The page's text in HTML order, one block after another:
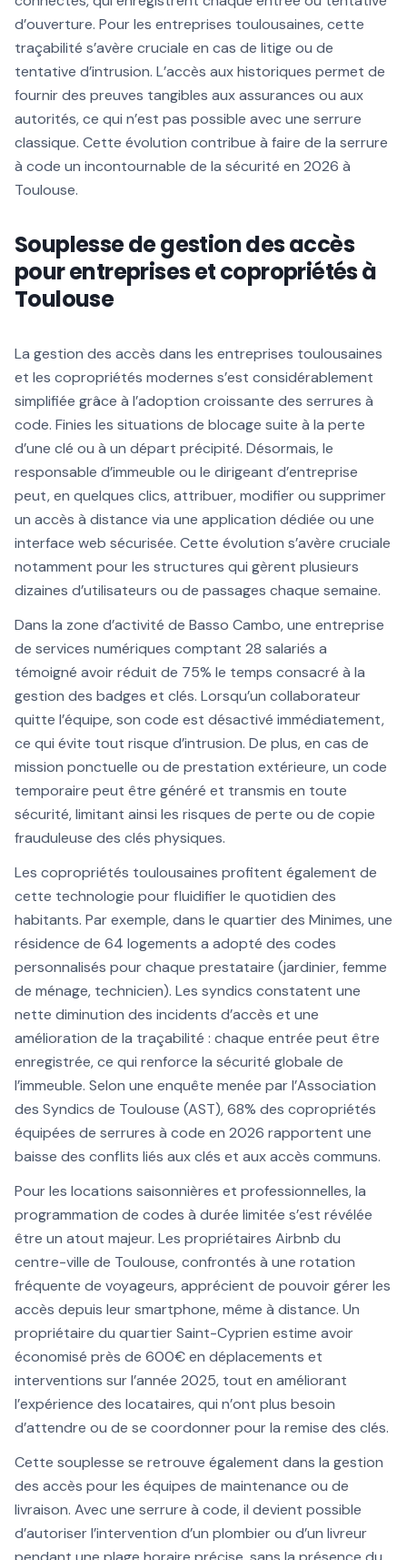
d’ouverture. Pour les entreprises toulousaines, cette
traçabilité s’avère cruciale en cas de litige ou de
tentative d’intrusion. L’accès aux historiques permet de
fournir des preuves tangibles aux assurances ou aux
autorités, ce qui n’est pas possible avec une serrure
classique. Cette évolution contribue à faire de la serrure
à code un incontournable de la sécurité en 2026 à
Toulouse.
Souplesse de gestion des accès
pour entreprises et copropriétés à
Toulouse
La gestion des accès dans les entreprises toulousaines
et les copropriétés modernes s’est considérablement
simplifiée grâce à l’adoption croissante des serrures à
code. Finies les situations de blocage suite à la perte
d’une clé ou à un départ précipité. Désormais, le
responsable d’immeuble ou le dirigeant d’entreprise
peut, en quelques clics, attribuer, modifier ou supprimer
un accès à distance via une application dédiée ou une
interface web sécurisée. Cette évolution s’avère cruciale
notamment pour les structures qui gèrent plusieurs
dizaines d’utilisateurs ou de passages chaque semaine.
Dans la zone d’activité de Basso Cambo, une entreprise
de services numériques comptant 28 salariés a
témoigné avoir réduit de 75% le temps consacré à la
gestion des badges et clés. Lorsqu’un collaborateur
quitte l’équipe, son code est désactivé immédiatement,
ce qui évite tout risque d’intrusion. De plus, en cas de
mission ponctuelle ou de prestation extérieure, un code
temporaire peut être généré et transmis en toute
sécurité, limitant ainsi les risques de perte ou de copie
frauduleuse des clés physiques.
Les copropriétés toulousaines profitent également de
cette technologie pour fluidifier le quotidien des
habitants. Par exemple, dans le quartier des Minimes, une
résidence de 64 logements a adopté des codes
personnalisés pour chaque prestataire (jardinier, femme
de ménage, technicien). Les syndics constatent une
nette diminution des incidents d’accès et une
amélioration de la traçabilité : chaque entrée peut être
enregistrée, ce qui renforce la sécurité globale de
l’immeuble. Selon une enquête menée par l’Association
des Syndics de Toulouse (AST), 68% des copropriétés
équipées de serrures à code en 2026 rapportent une
baisse des conflits liés aux clés et aux accès communs.
Pour les locations saisonnières et professionnelles, la
programmation de codes à durée limitée s’est révélée
être un atout majeur. Les propriétaires Airbnb du
centre-ville de Toulouse, confrontés à une rotation
fréquente de voyageurs, apprécient de pouvoir gérer les
accès depuis leur smartphone, même à distance. Un
propriétaire du quartier Saint-Cyprien estime avoir
économisé près de 600€ en déplacements et
interventions sur l’année 2025, tout en améliorant
l’expérience des locataires, qui n’ont plus besoin
d’attendre ou de se coordonner pour la remise des clés.
Cette souplesse se retrouve également dans la gestion
des accès pour les équipes de maintenance ou de
livraison. Avec une serrure à code, il devient possible
d’autoriser l’intervention d’un plombier ou d’un livreur